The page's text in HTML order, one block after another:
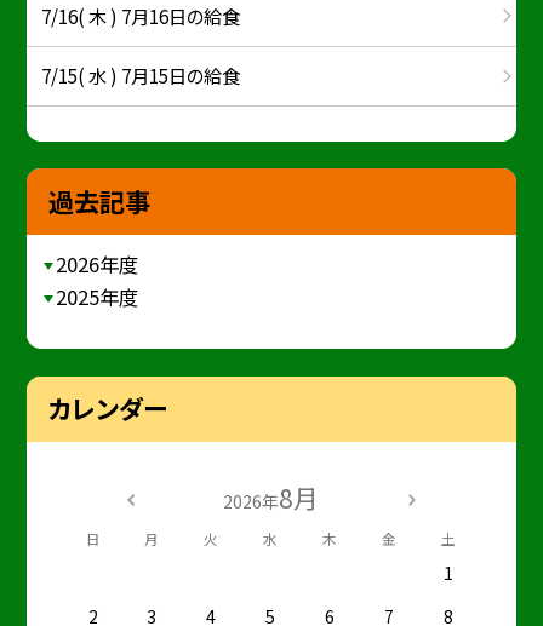
7/16( 木 ) 7月16日の給食
7/15( 水 ) 7月15日の給食
過去記事
2026年度
2025年度
カレンダー
2026年8月
日 月 火 水 木 金 土
1
2
3 4 5 6 7
8